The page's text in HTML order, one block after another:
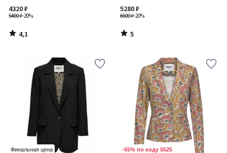
5400 ₽-20%
4320 ₽
4,1
/
6600 ₽-20%
5280 ₽
5
/
Финальная цена -55% по коду 5525